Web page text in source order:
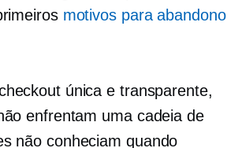
motivos para abandono
única e transparente,
enfrentam uma cadeia de
não conheciam quando